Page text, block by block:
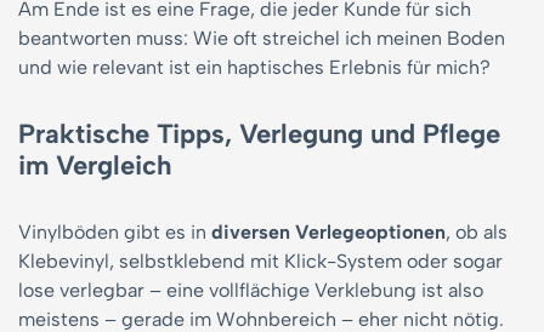
Am Ende ist es eine Frage, die jeder Kunde für sich
beantworten muss: Wie oft streichel ich meinen Boden
und wie relevant ist ein haptisches Erlebnis für mich?
Praktische Tipps, Verlegung und Pflege
im Vergleich
Vinylböden gibt es in diversen Verlegeoptionen, ob als
Klebevinyl, selbstklebend mit Klick-System oder sogar
lose verlegbar – eine vollflächige Verklebung ist also
meistens – gerade im Wohnbereich – eher nicht nötig.